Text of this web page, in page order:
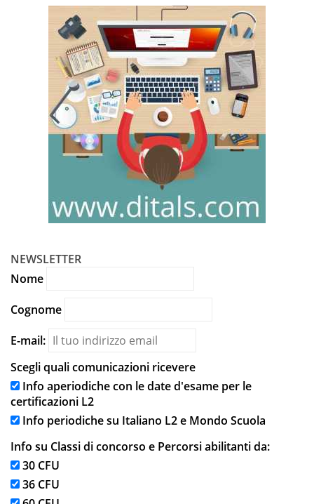
NEWSLETTER
Nome
Cognome
E-mail:
Scegli quali comunicazioni ricevere
Info aperiodiche con le date d'esame per le
certificazioni L2
Info periodiche su Italiano L2 e Mondo Scuola
Info su Classi di concorso e Percorsi abilitanti da:
30 CFU
36 CFU